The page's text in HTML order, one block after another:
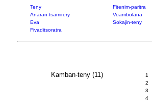
Teny Fitenim-paritra
Anaran-tsamirery
Voambolana
Eva
Sokajin-teny
Fivaditsoratra
Kamban-teny (11) 1
2
3
4